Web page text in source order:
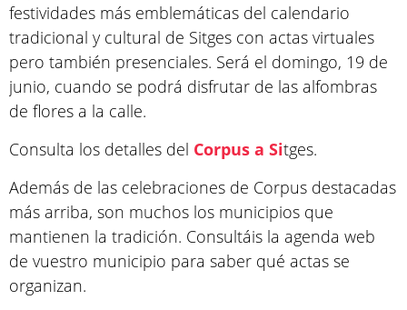
festividades más emblemáticas del calendario
tradicional y cultural de Sitges con actas virtuales
pero también presenciales. Será el domingo, 19 de
junio, cuando se podrá disfrutar de las alfombras
de flores a la calle.
Consulta los detalles del Corpus a Sitges.
Además de las celebraciones de Corpus destacadas
más arriba, son muchos los municipios que
mantienen la tradición. Consultáis la agenda web
de vuestro municipio para saber qué actas se
organizan.